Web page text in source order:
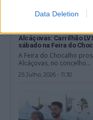
Data Deletion
Alcáçovas: Carrilhão
sábado na Feira do
A Feira do Chocalho
Alcáçovas, no concelho...
25 Julho, 2026 - 11:30